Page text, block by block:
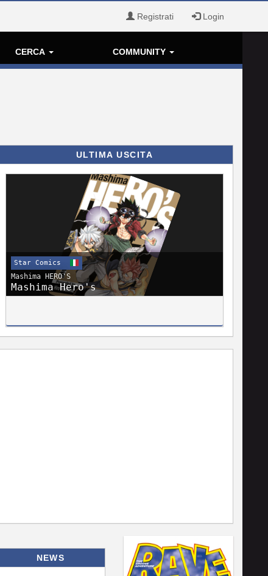
Registrati Login
CERCA COMMUNITY
ULTIMA USCITA
Star Comics
Mashima HERO'S
Mashima Hero's
NEWS